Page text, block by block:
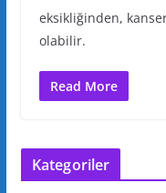
eksikliğinden,
olabilir.
Read More
Kategoriler